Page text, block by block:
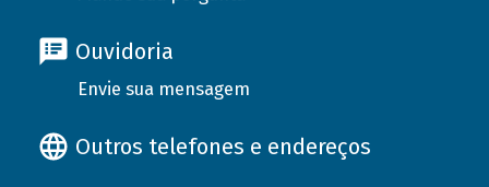
Ouvidoria
Envie sua mensagem
Outros telefones e endereços